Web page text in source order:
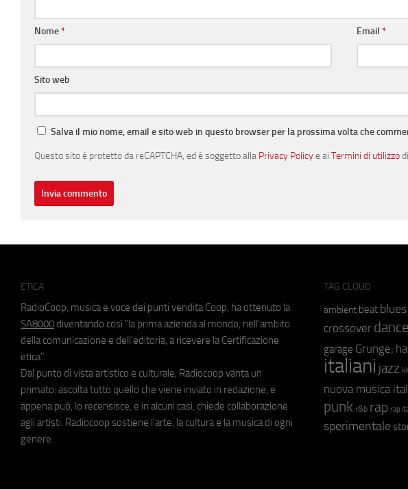
Nome* Email*
Sito web
Salva il mio nome, email e sito web in questo browser per la prossima volta che
Questo sito è protetto da reCAPTCHA, ed è soggetto alla Privacy Policye ai Termini di utilizzo
ETICA
RadioCoop, musica e voce dei punti vendita Coop, ha ottenuto la
SA8000 diventando così "la prima azienda al mondo, nell'ambito
della comunicazione e dell'editoria, a ricevere la Certificazione
etica".
Dal punto di vista artistico e culturale, Radiocoop vanta un
primato: ascolta tutto quello che viene inviato in redazione, e
appena può, lo recensisce, e in alcuni casi, chiede collaborazione
agli artisti. Radiocoop sostiene l'arte, la cultura e la musica di ogni
genere.
TAG CLOUD
ambient beat blues
crossover dance
garage Grunge;
italiani jazz
nuova musica
punk r&b rap rap
sperimentale